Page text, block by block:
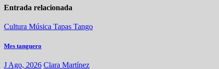
Entrada relacionada
Cultura Música Tapas Tango
Mes tanguero
J Ago, 2026 Clara Martínez